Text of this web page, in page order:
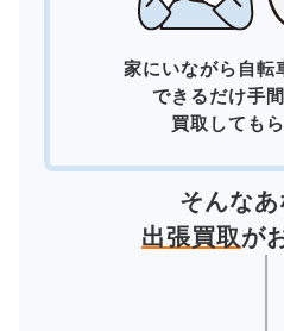
家にいながら自転
できるだけ手
買取しても
そんな
出張買取が